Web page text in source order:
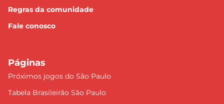
Regras da comunidade
Fale conosco
Páginas
Próximos jogos do São Paulo
Tabela Brasileirão São Paulo